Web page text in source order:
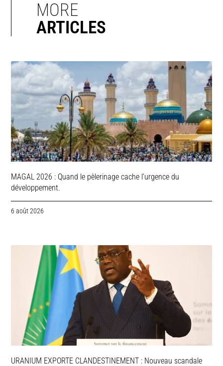
MORE
ARTICLES
MAGAL 2026 : Quand le pèlerinage cache l’urgence du
développement.
6 août 2026
URANIUM EXPORTE CLANDESTINEMENT : Nouveau scandale